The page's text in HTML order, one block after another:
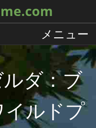
メニュー
ダ：ブ
イルドプ